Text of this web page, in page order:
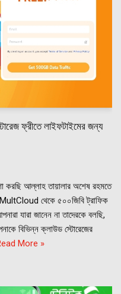
ফ্রীতে লাইফটাইমের জন্য
আল্লাহ তায়ালার অশেষ রহমতে
থেকে ৫০০জিবি ট্রাফিক
যারা জানেন না তাদেরকে বলছি,
বিভিন্ন ক্লাউড স্টোরেজের
More »